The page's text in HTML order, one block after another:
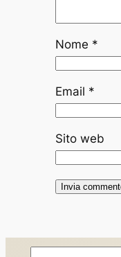
Nome *
Email *
Sito web